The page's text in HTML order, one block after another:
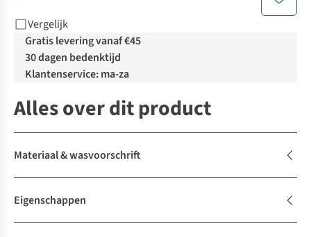
Vergelijk
Gratis levering vanaf €45
30 dagen bedenktijd
Klantenservice: ma-za
Alles over dit product
Materiaal & wasvoorschrift
Eigenschappen